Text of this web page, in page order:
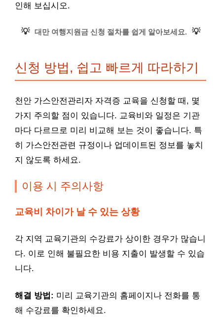
인해 보십시오.
💡 대만 여행지원금 신청 절차를 쉽게 알아보세요. 💡
신청 방법, 쉽고 빠르게 따라하기
천안 가스안전관리자 자격증 교육을 신청할 때, 몇
가지 주의할 점이 있습니다. 교육비와 일정은 기관
마다 다르므로 미리 비교해 보는 것이 좋습니다. 특
히 가스안전관련 규정이나 업데이트된 정보를 놓치
지 않도록 하세요.
이용 시 주의사항
교육비 차이가 날 수 있는 상황
각 지역 교육기관의 수강료가 상이한 경우가 많습니
다. 이로 인해 불필요한 비용 지출이 발생할 수 있습
니다.
해결 방법: 미리 교육기관의 홈페이지나 전화를 통
해 수강료를 확인하세요.